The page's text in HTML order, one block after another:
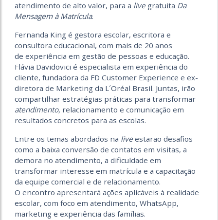
atendimento de alto valor, para a live gratuita Da
Mensagem à Matrícula.
Fernanda King é gestora escolar, escritora e
consultora educacional, com mais de 20 anos
de experiência em gestão de pessoas e educação.
Flávia Davidovici é especialista em experiência do
cliente, fundadora da FD Customer Experience e ex-
diretora de Marketing da L´Oréal Brasil. Juntas, irão
compartilhar estratégias práticas para transformar
atendimento, relacionamento e comunicação em
resultados concretos para as escolas.
Entre os temas abordados na live estarão desafios
como a baixa conversão de contatos em visitas, a
demora no atendimento, a dificuldade em
transformar interesse em matrícula e a capacitação
da equipe comercial e de relacionamento.
O encontro apresentará ações aplicáveis à realidade
escolar, com foco em atendimento, WhatsApp,
marketing e experiência das famílias.